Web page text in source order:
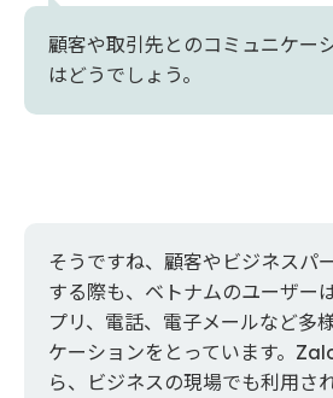
顧客や取引先とのコミュニケー
はどうでしょう。
そうですね、顧客やビジネスパ
する際も、ベトナムのユーザー
プリ、電話、電子メールなど多
ケーションをとっています。
ら、ビジネスの現場でも利用さ